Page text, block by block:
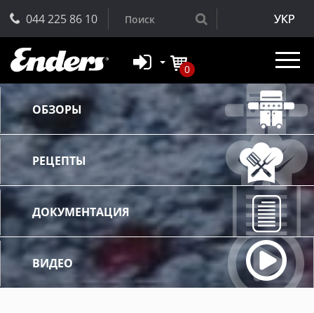
044 225 86 10 УКР
0
ОБЗОРЫ
РЕЦЕПТЫ
ДОКУМЕНТАЦИЯ
ВИДЕО